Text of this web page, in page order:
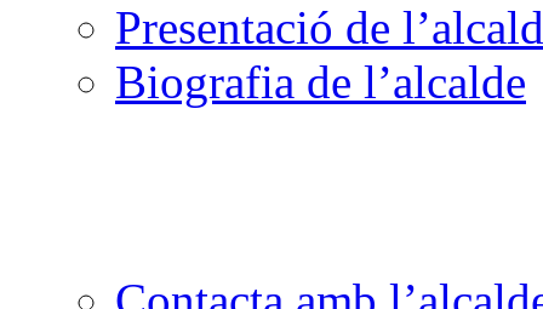
Presentació de
Biografia de l’alcalde